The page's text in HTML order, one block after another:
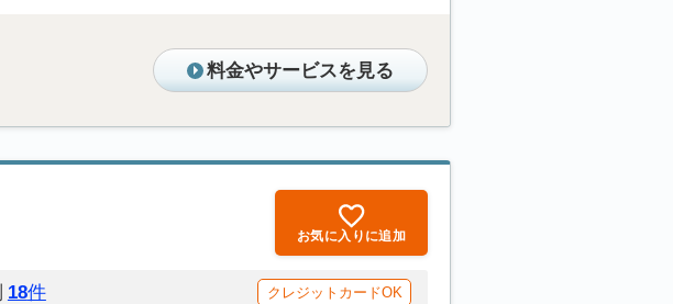
料金やサービスを見る
お気に入りに追加
18件 クレジットカードOK